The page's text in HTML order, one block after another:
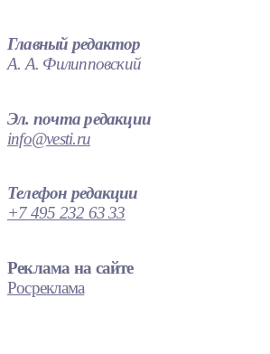
Главный редактор
А. А. Филипповский
Эл. почта редакции
info@vesti.ru
Телефон редакции
+7 495 232 63 33
Реклама на сайте
Росреклама